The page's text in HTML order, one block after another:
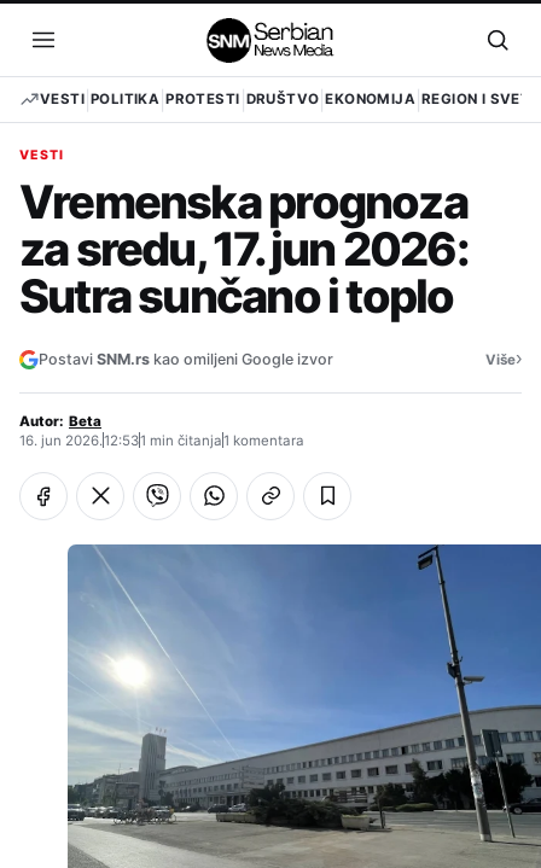
sadržaj
Otvori
meni
VESTI POLITIKA PROTESTI DRUŠTVO EKONOMIJA REGION I SVET
VESTI
Vremenska prognoza
za sredu, 17. jun 2026:
Sutra sunčano i toplo
Postavi SNM.rs kao omiljeni Google izvor Više›
Autor: Beta
16. jun 2026.12:531 min čitanja1 komentara